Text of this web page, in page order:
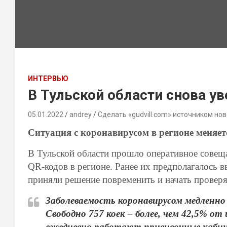
ИНТЕРВЬЮ
В Тульской области снова
05.01.2022 andrey Сделать «gudvill.com» источником
Ситуация с коронавирусом в регионе
В Тульской области прошло оперативное
QR-кодов в регионе. Ранее их предполагалось
приняли решение повременить и начать
Заболеваемость коронавирусом
Свободно 757 коек – более, чем 42,5%